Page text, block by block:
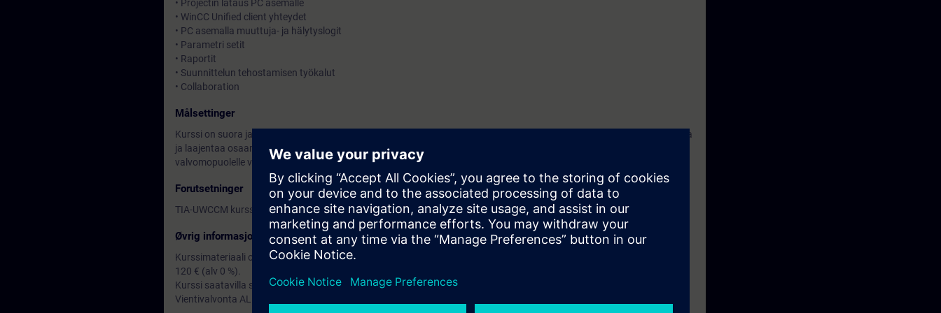
• Projectin lataus PC asemalle
• WinCC Unified client yhteydet
• PC asemalla muuttuja- ja hälytyslogit
• Parametri setit
• Raportit
• Suunnittelun tehostamisen työkalut
• Collaboration
Målsettinger
Kurssi on suora jatko UWCCM paneelikurssille. Kurssi alkaa valmiista paneeliprojektista, joka on tehty edellisellä kurssilla
ja laajentaa osaamisen valvomopuolelle. Kaikkia yksityiskohtia, jotka on jo toteutettu paneelille ei enää toisteta
valvomopuolelle vaan ne on opetettu jo aikaisemmalla kurssilla.
Forutsetninger
TIA-UWCCM kurssi tai vastaavat tiedot
Øvrig informasjon
Kurssimateriaali on englanniksi ja jaetaan sähköisessä muodossa (pdf). Osallistuja voi tilata tulostetun mapin hintaan
120 € (alv 0 %).
Kurssi saatavilla sekä luokkakoulutuksena, että On-Line koulutuksena
Vientivalvonta AL :N / ECCN:N